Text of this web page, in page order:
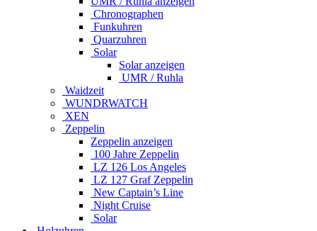
Chronographen
Funkuhren
Quarzuhren
Solar
Solar anzeigen
UMR / Ruhla
Waidzeit
WUNDRWATCH
XEN
Zeppelin
Zeppelin anzeigen
100 Jahre Zeppelin
LZ 126 Los Angeles
LZ 127 Graf Zeppelin
New Captain’s Line
Night Cruise
Solar